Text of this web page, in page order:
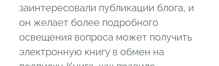
заинтересовали публикации блога, и
он желает более подробного
освещения вопроса может получить
электронную книгу в обмен на